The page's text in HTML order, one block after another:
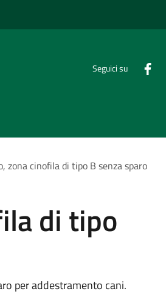
Seguici su
zona cinofila di tipo B senza sparo
di tipo
per addestramento cani.